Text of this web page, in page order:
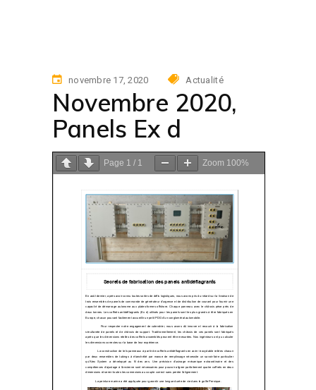
novembre 17, 2020 Actualité
Novembre 2020,
Panels Ex d
Page 1 / 1 Zoom 100%